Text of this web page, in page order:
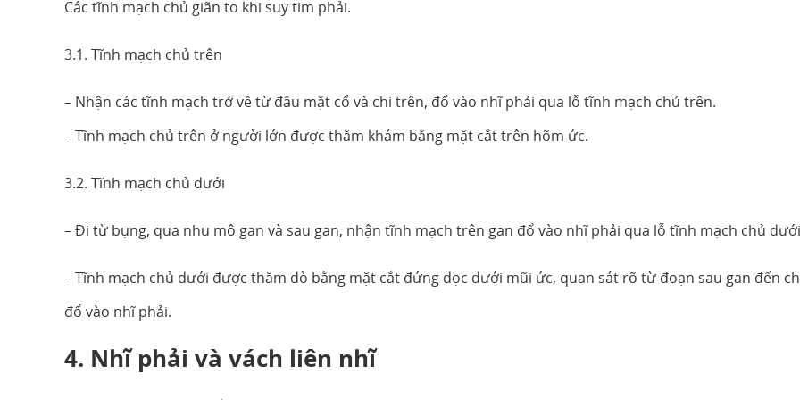
Các tĩnh mạch chủ giãn to khi suy tim phải.
3.1. Tĩnh mạch chủ trên
– Nhận các tĩnh mạch trở về từ đầu mặt cổ và chi trên, đổ vào nhĩ phải qua lỗ tĩnh mạch chủ trên.
– Tĩnh mạch chủ trên ở người lớn được thăm khám bằng mặt cắt trên hõm ức.
3.2. Tĩnh mạch chủ dưới
– Đi từ bụng, qua nhu mô gan và sau gan, nhận tĩnh mạch trên gan đổ vào nhĩ phải qua lỗ tĩnh mạch chủ
– Tĩnh mạch chủ dưới được thăm dò bằng mặt cắt đứng dọc dưới mũi ức, quan sát rõ từ đoạn sau gan đến
đổ vào nhĩ phải.
4. Nhĩ phải và vách liên nhĩ